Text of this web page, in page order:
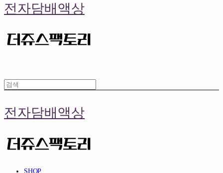
전자담배액상
전자담배액상
SHOP